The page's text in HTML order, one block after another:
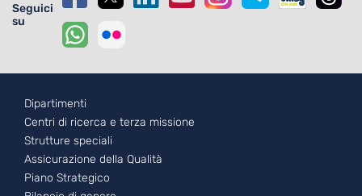
Seguici
su
Footer - 1
Dipartimenti
Centri di ricerca e terza missione
Strutture speciali
Assicurazione della Qualità
Piano Strategico